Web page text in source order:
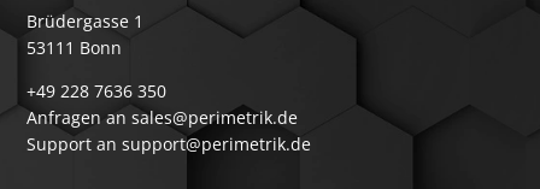
Brüdergasse 1
53111 Bonn
+49 228 7636 350
Anfragen an sales@perimetrik.de
Support an support@perimetrik.de